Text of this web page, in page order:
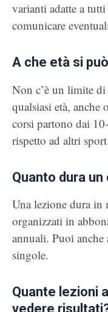
varianti adatte a
comunicare
A che età si
Non c’è un limite
qualsiasi età,
corsi partono dai
rispetto ad altri
Quanto dura
Una lezione dura
organizzati in
annuali. Puoi
singole.
Quante lezioni
vedere